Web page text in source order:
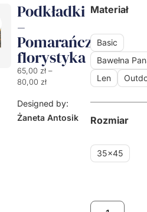
Podkładki
–
Pomarańczowa
florystyka
65,00 zł –
80,00 zł
Designed by:
Żaneta Antosik
Materiał
Basic
Bawełna
Len
Rozmiar
35x45